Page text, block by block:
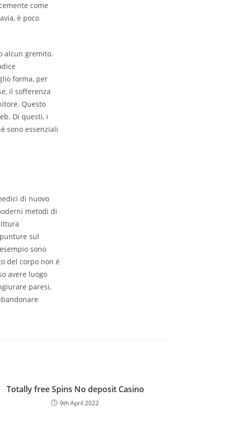
come
è poco
alcun gremito.
forma, per
il sofferenza
Questo
Di questi, i
sono essenziali
di nuovo
metodi di
sul
sono
del corpo non è
avere luogo
paresi,
Totally free Spins No deposit Casino
9th April 2022